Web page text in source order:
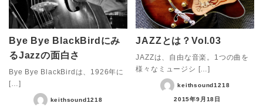
Bye Bye BlackBirdにみ
るJazzの面白さ
Bye Bye BlackBirdは、1926年に
[…]
keithsound1218
JAZZとは？Vol.03
JAZZは、自由な音楽。1つの曲を
様々なミュージシ […]
keithsound1218
2015年9月18日